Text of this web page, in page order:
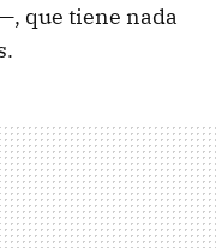
que tiene nada